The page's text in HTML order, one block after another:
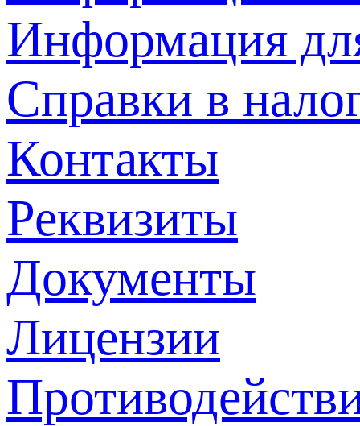
Информация
Справки в
Контакты
Реквизиты
Документы
Лицензии